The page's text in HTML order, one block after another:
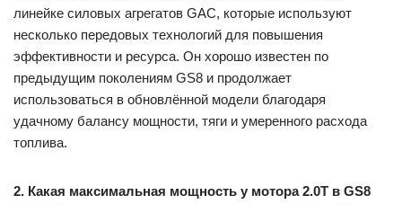
линейке силовых агрегатов GAC, которые используют
несколько передовых технологий для повышения
эффективности и ресурса. Он хорошо известен по
предыдущим поколениям GS8 и продолжает
использоваться в обновлённой модели благодаря
удачному балансу мощности, тяги и умеренного расхода
топлива.
2. Какая максимальная мощность у мотора 2.0T в GS8